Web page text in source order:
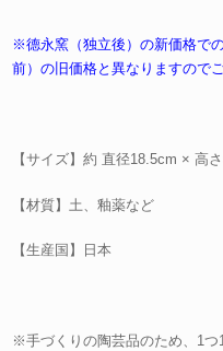
※德永窯（独立後）の新価格で
前）の旧価格と異なりますので
【サイズ】約 直径18.5cm × 高
【材質】土、釉薬など
【生産国】日本
※手づくりの陶芸品のため、1